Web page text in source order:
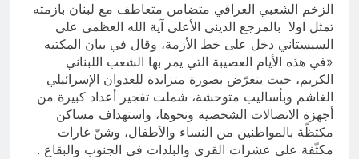
الزخم الشعبي العراقي متضامن متعاطف مع لبنان بازمته
تمثل اولا بالمرجع الديني الأعلى آية الله العظمى علي
السيستاني دخل على خط الأزمة، وقال في بيان المكتبه
«في هذه الأيام العصيبة التي يمر بها الشعب اللبناني
الكريم، حيث يتعرّض بصورة متزايدة للعدوان الإسرائيلي
الغاشم وبأساليب متوحشة، شملت تفجير أعداد كبيرة من
أجهزة الاتصالات الشخصية ونحوها، واستهداف مساكن
مكتظّة بالمواطنين من النساء والأطفال، وشنّ غارات
مكثّفة على عشرات القرى والبلدات في الجنوب والبقاع .